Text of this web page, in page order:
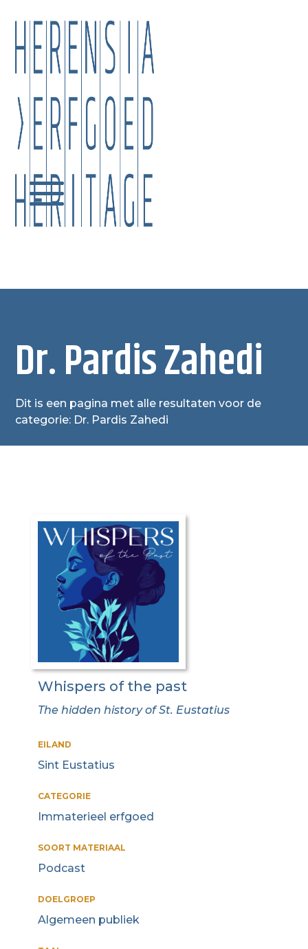
Dr. Pardis Zahedi
Dit is een pagina met alle resultaten voor de
categorie: Dr. Pardis Zahedi
Whispers of the past
The hidden history of St. Eustatius
EILAND
Sint Eustatius
CATEGORIE
Immaterieel erfgoed
SOORT MATERIAAL
Podcast
DOELGROEP
Algemeen publiek